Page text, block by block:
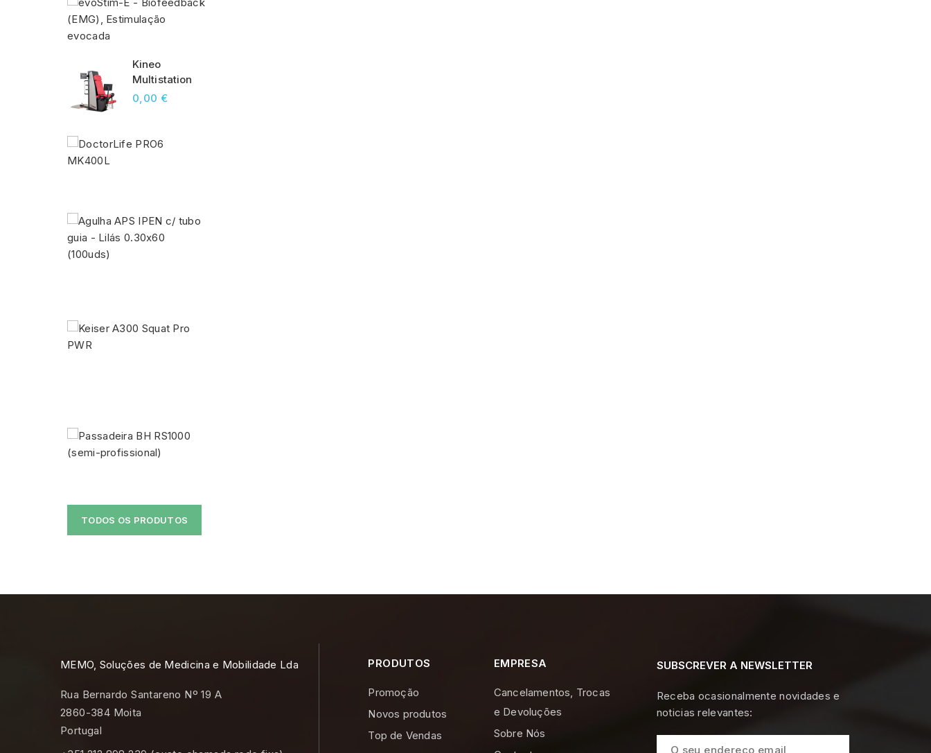
Kineo
Multistation
0,00 €
TODOS OS PRODUTOS
MEMO, Soluções de Medicina e Mobilidade Lda
Rua Bernardo Santareno Nº 19 A
2860-384 Moita
Portugal
PRODUTOS
Promoção
Novos produtos
Top de Vendas
EMPRESA
Cancelamentos, Trocas
e Devoluções
Sobre Nós
SUBSCREVER A NEWSLETTER
Receba ocasionalmente novidades e
noticias relevantes: